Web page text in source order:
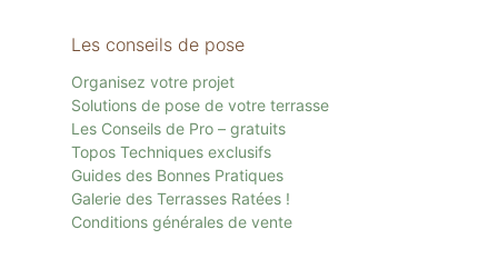
Les conseils de pose
Organisez votre projet
Solutions de pose de votre terrasse
Les Conseils de Pro – gratuits
Topos Techniques exclusifs
Guides des Bonnes Pratiques
Galerie des Terrasses Ratées !
Conditions générales de vente